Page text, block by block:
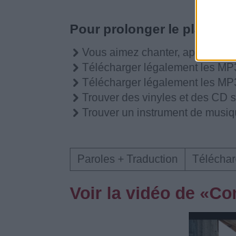
Pour prolonger le plaisir
Vous aimez chanter, apprenez
Télécharger légalement les
Télécharger légalement les
Trouver des vinyles et des CD
Trouver un instrument de
Paroles + Traduction
Voir la vidéo de